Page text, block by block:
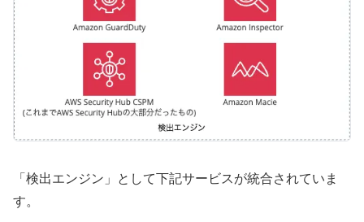
「検出エンジン」として下記サービスが統合されていま
す。